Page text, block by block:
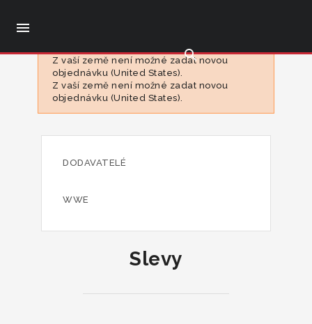

search
Z vaší země není možné zadat novou
objednávku (United States).
Z vaší země není možné zadat novou
objednávku (United States).
DODAVATELÉ
WWE
Slevy